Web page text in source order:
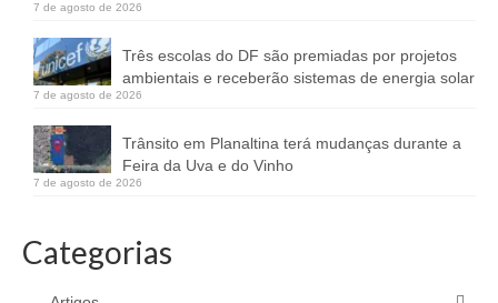
7 de agosto de 2026
Três escolas do DF são premiadas por projetos
ambientais e receberão sistemas de energia solar
7 de agosto de 2026
Trânsito em Planaltina terá mudanças durante a
Feira da Uva e do Vinho
7 de agosto de 2026
Categorias